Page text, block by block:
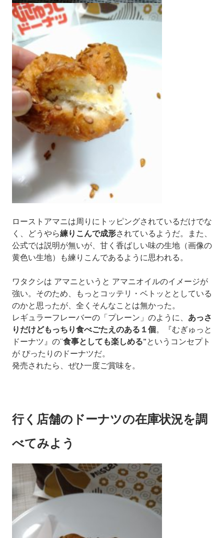
ローストアマニは周りにトッピングされているだけでな
く、 どうやら練りこんで成形されているようだ。また、
公式では説明が無いが、 甘く香ばしい味の生地（画像の
黄色い生地）も練りこんであるように思われる。
ワタクシは アマニというと アマニオイルのイメージが
強い。そのため、もっとコッテリ・ベトッととしている
のかと思ったが、全くそんなことは無かった。
レギュラーフレーバーの「プレーン」のように、 あっさ
りだけどもっちり食べごたえのある１個。『むぎゅっと
ドーナツ』の“食事としても楽しめる”という コンセプト
が ぴったりのドーナツだ。
発売されたら、ぜひ一度ご賞味を。
行く店舗のドーナツの在庫状況を調
べてみよう